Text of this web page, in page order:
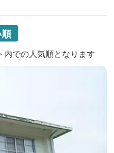
での人気順となります